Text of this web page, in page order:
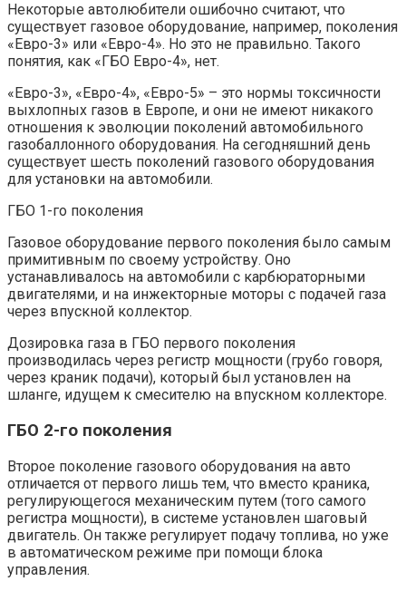
Некоторые автолюбители ошибочно считают, что
существует газовое оборудование, например, поколения
«Евро-3» или «Евро-4». Но это не правильно. Такого
понятия, как «ГБО Евро-4», нет.
«Евро-3», «Евро-4», «Евро-5» – это нормы токсичности
выхлопных газов в Европе, и они не имеют никакого
отношения к эволюции поколений автомобильного
газобаллонного оборудования. На сегодняшний день
существует шесть поколений газового оборудования
для установки на автомобили.
ГБО 1-го поколения
Газовое оборудование первого поколения было самым
примитивным по своему устройству. Оно
устанавливалось на автомобили с карбюраторными
двигателями, и на инжекторные моторы с подачей газа
через впускной коллектор.
Дозировка газа в ГБО первого поколения
производилась через регистр мощности (грубо говоря,
через краник подачи), который был установлен на
шланге, идущем к смесителю на впускном коллекторе.
ГБО 2-го поколения
Второе поколение газового оборудования на авто
отличается от первого лишь тем, что вместо краника,
регулирующегося механическим путем (того самого
регистра мощности), в системе установлен шаговый
двигатель. Он также регулирует подачу топлива, но уже
в автоматическом режиме при помощи блока
управления.